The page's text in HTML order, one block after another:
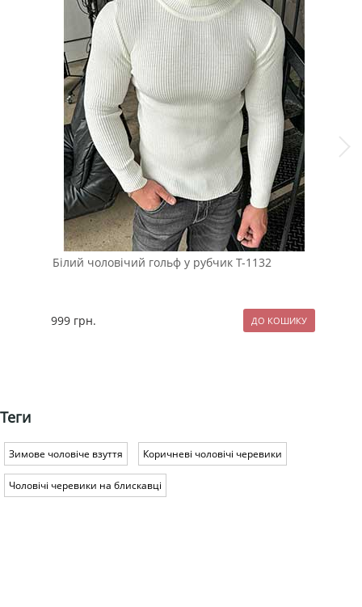
Білий чоловічий гольф у рубчик Т-1132
999 грн.
Теги
Зимове чоловіче взуття Коричневі чоловічі черевики
Чоловічі черевики на блискавці